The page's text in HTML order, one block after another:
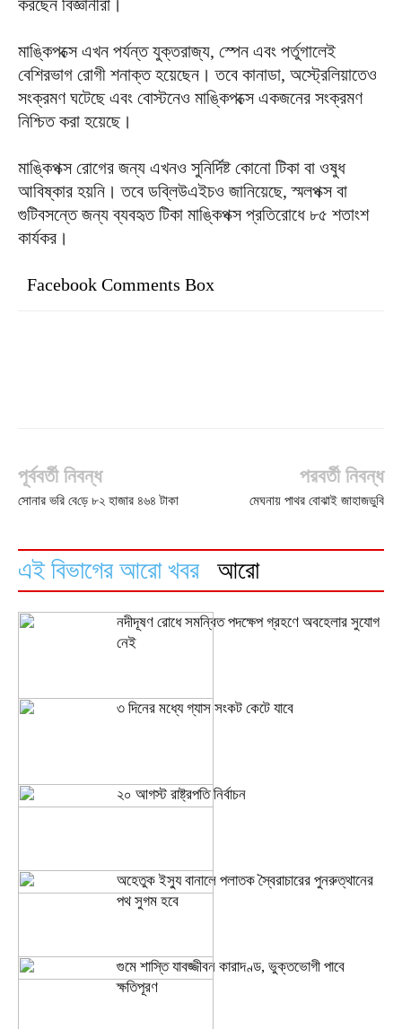
করছেন বিজ্ঞানীরা।
মাঙ্কিপক্সে এখন পর্যন্ত যুক্তরাজ্য, স্পেন এবং পর্তুগালেই
বেশিরভাগ রোগী শনাক্ত হয়েছেন। তবে কানাডা, অস্ট্রেলিয়াতেও
সংক্রমণ ঘটেছে এবং বোস্টনেও মাঙ্কিপক্সে একজনের সংক্রমণ
নিশ্চিত করা হয়েছে।
মাঙ্কিপক্স রোগের জন্য এখনও সুনির্দিষ্ট কোনো টিকা বা ওষুধ
আবিষ্কার হয়নি। তবে ডব্লিউএইচও জানিয়েছে, স্মলপক্স বা
গুটিবসন্তে জন্য ব্যবহৃত টিকা মাঙ্কিপক্স প্রতিরোধে ৮৫ শতাংশ
কার্যকর।
Facebook Comments Box
পূর্ববর্তী নিবন্ধ
সোনার ভরি বে‌ড়ে ৮২ হাজার ৪৬৪ টাকা
পরবর্তী নিবন্ধ
মেঘনায় পাথর বোঝাই জাহাজডুবি
এই বিভাগের আরো খবর আরো
নদীদূষণ রোধে সমন্বিত পদক্ষেপ গ্রহণে অবহেলার সুযোগ
নেই
৩ দিনের মধ্যে গ্যাস সংকট কেটে যাবে
২০ আগস্ট রাষ্ট্রপতি নির্বাচন
অহেতুক ইস্যু বানালে পলাতক স্বৈরাচারের পুনরুত্থানের
পথ সুগম হবে
গুমে শাস্তি যাবজ্জীবন কারাদণ্ড, ভুক্তভোগী পাবে
ক্ষতিপূরণ